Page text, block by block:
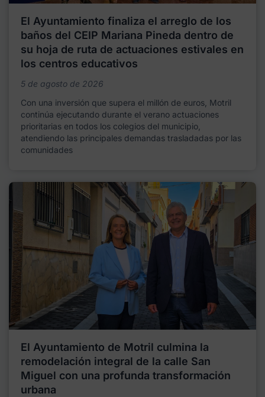
El Ayuntamiento finaliza el arreglo de los
baños del CEIP Mariana Pineda dentro de
su hoja de ruta de actuaciones estivales en
los centros educativos
5 de agosto de 2026
Con una inversión que supera el millón de euros, Motril
continúa ejecutando durante el verano actuaciones
prioritarias en todos los colegios del municipio,
atendiendo las principales demandas trasladadas por las
comunidades
El Ayuntamiento de Motril culmina la
remodelación integral de la calle San
Miguel con una profunda transformación
urbana